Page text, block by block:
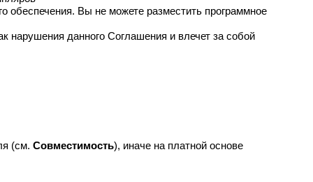
обеспечения. Вы не можете разместить программное
нарушения данного Соглашения и влечет за собой
(см. Совместимость), иначе на платной основе